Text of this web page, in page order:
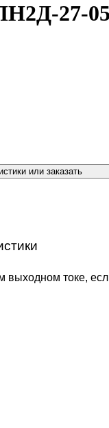
27-
или заказать
токе,